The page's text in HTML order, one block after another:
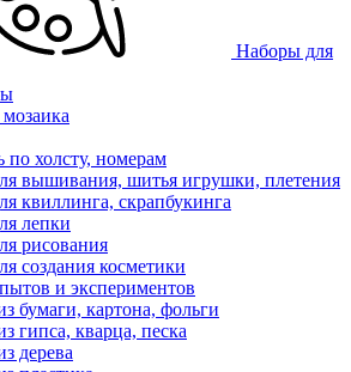
Наборы для
холсту, номерам
вышивания, шитья игрушки, плетения
квиллинга, скрапбукинга
лепки
рисования
создания косметики
и экспериментов
бумаги, картона, фольги
гипса, кварца, песка
дерева